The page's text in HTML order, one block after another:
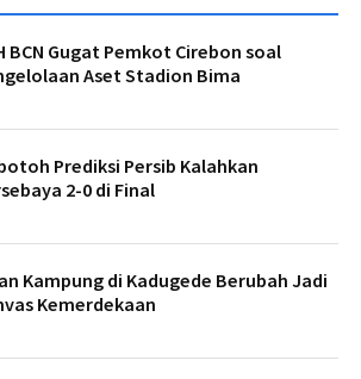
BCN Gugat Pemkot Cirebon soal
Aset Stadion Bima
Prediksi Persib Kalahkan
2-0 di Final
Kampung di Kadugede Berubah Jadi
Kemerdekaan